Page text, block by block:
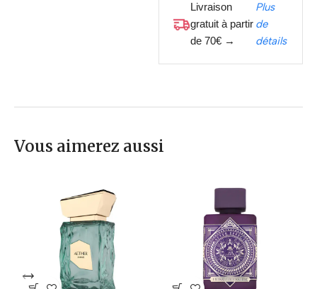
Livraison
gratuit à partir
de 70€ →
Plus
de
détails
Vous aimerez aussi